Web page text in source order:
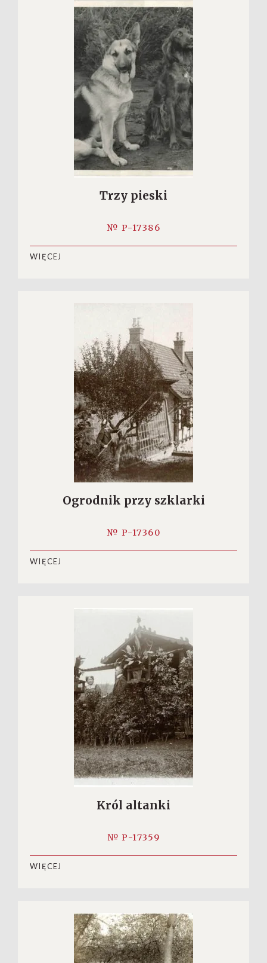
Trzy pieski
№ P-17386
WIĘCEJ
Ogrodnik przy szklarki
№ P-17360
WIĘCEJ
Król altanki
№ P-17359
WIĘCEJ